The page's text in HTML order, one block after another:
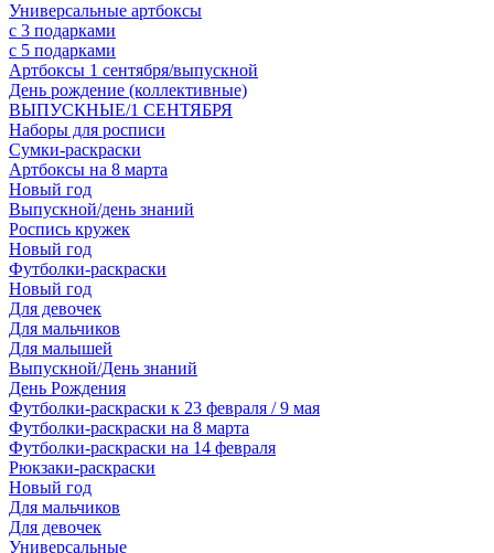
Универсальные артбоксы
с 3 подарками
с 5 подарками
Артбоксы 1 сентября/выпускной
День рождение (коллективные)
ВЫПУСКНЫЕ/1 СЕНТЯБРЯ
Наборы для росписи
Сумки-раскраски
Артбоксы на 8 марта
Новый год
Выпускной/день знаний
Роспись кружек
Новый год
Футболки-раскраски
Новый год
Для девочек
Для мальчиков
Для малышей
Выпускной/День знаний
День Рождения
Футболки-раскраски к 23 февраля / 9 мая
Футболки-раскраски на 8 марта
Футболки-раскраски на 14 февраля
Рюкзаки-раскраски
Новый год
Для мальчиков
Для девочек
Универсальные